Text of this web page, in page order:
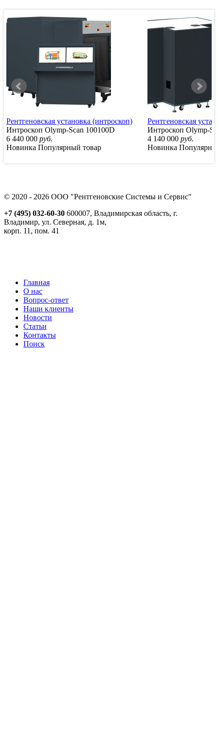
Рентгеновская установка (интроскоп)
Интроскоп Olymp-Scan 100100D
6 440 000 руб.
Новинка Популярный товар
Рентгеновская
Интроскоп Olymp-
4 140 000 руб.
Новинка
© 2020 - 2026 ООО "Рентгеновские Системы и Сервис"
+7 (495) 032-60-30 600007, Владимирская область, г.
Владимир, ул. Северная, д. 1м,
корп. 11, пом. 41
Главная
О нас
Вопрос-ответ
Наши клиенты
Новости
Статьи
Контакты
Поиск